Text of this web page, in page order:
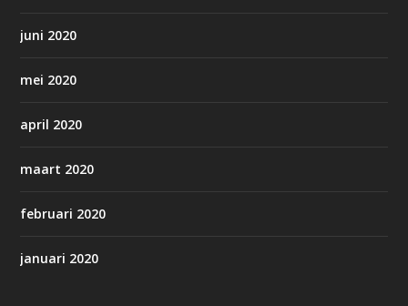
juni 2020
mei 2020
april 2020
maart 2020
februari 2020
januari 2020